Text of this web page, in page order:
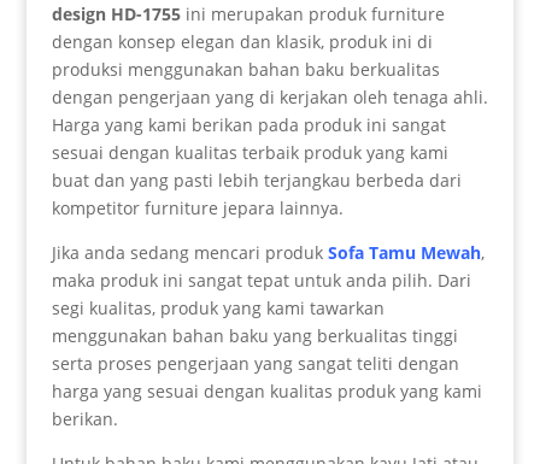
design HD-1755 ini merupakan produk furniture
dengan konsep elegan dan klasik, produk ini di
produksi menggunakan bahan baku berkualitas
dengan pengerjaan yang di kerjakan oleh tenaga ahli.
Harga yang kami berikan pada produk ini sangat
sesuai dengan kualitas terbaik produk yang kami
buat dan yang pasti lebih terjangkau berbeda dari
kompetitor furniture jepara lainnya.
Jika anda sedang mencari produk Sofa Tamu Mewah,
maka produk ini sangat tepat untuk anda pilih. Dari
segi kualitas, produk yang kami tawarkan
menggunakan bahan baku yang berkualitas tinggi
serta proses pengerjaan yang sangat teliti dengan
harga yang sesuai dengan kualitas produk yang kami
berikan.